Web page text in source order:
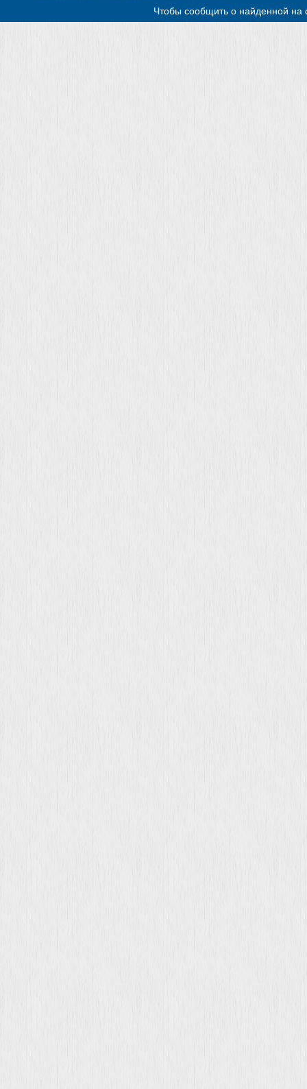
Чтобы сообщить о найденной на